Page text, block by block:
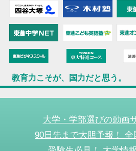
教育力こそが、国力だと思う。
大学・学部選びの動画
90日先まで大胆予報！